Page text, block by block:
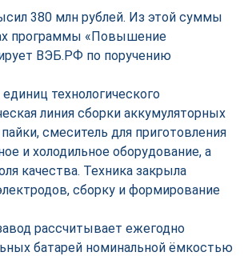
380 млн рублей. Из этой суммы
программы «Повышение
ВЭБ.РФ по поручению
технологического
линия сборки аккумуляторных
смеситель для приготовления
и холодильное оборудование, а
качества. Техника закрыла
сборку и формирование
рассчитывает ежегодно
батарей номинальной ёмкостью